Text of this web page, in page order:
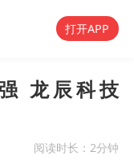
打开APP
龙辰科技
阅读时长： 2分钟